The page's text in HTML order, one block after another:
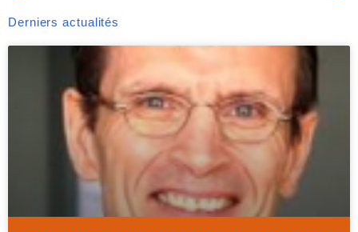
Derniers actualités